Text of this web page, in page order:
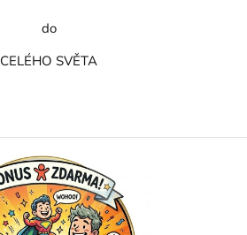
do
CELÉHO SVĚTA